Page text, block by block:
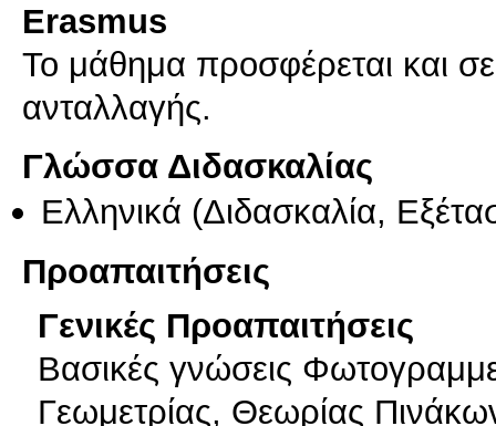
Erasmus
Το μάθημα προσφέρεται και
ανταλλαγής.
Γλώσσα Διδασκαλίας
Ελληνικά (Διδασκαλία,
Προαπαιτήσεις
Γενικές Προαπαιτήσεις
Βασικές γνώσεις
Γεωμετρίας, Θεωρίας